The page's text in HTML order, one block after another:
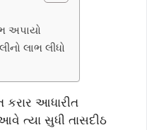
અપાયો
લાભ લીધો
કરાર આધારીત
ત્યા સુધી તાસદીઠ